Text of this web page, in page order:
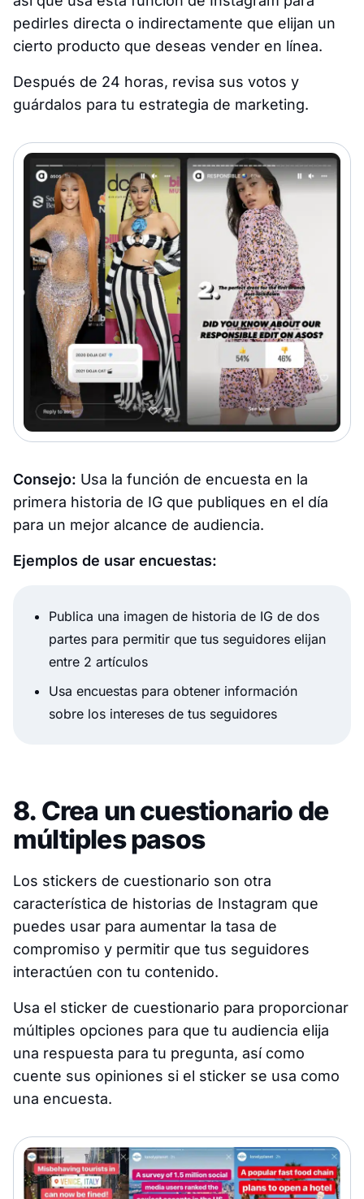
pedirles directa o indirectamente que elijan un
cierto producto que deseas vender en línea.
Después de 24 horas, revisa sus votos y
guárdalos para tu estrategia de marketing.
Consejo: Usa la función de encuesta en la
primera historia de IG que publiques en el día
para un mejor alcance de audiencia.
Ejemplos de usar encuestas:
Publica una imagen de historia de IG de dos
partes para permitir que tus seguidores elijan
entre 2 artículos
Usa encuestas para obtener información
sobre los intereses de tus seguidores
8. Crea un cuestionario de
múltiples pasos
Los stickers de cuestionario son otra
característica de historias de Instagram que
puedes usar para aumentar la tasa de
compromiso y permitir que tus seguidores
interactúen con tu contenido.
Usa el sticker de cuestionario para proporcionar
múltiples opciones para que tu audiencia elija
una respuesta para tu pregunta, así como
cuente sus opiniones si el sticker se usa como
una encuesta.